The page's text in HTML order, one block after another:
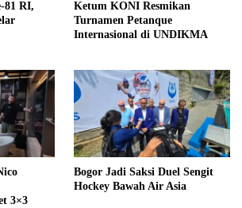
81 RI,
Ketum KONI Resmikan
Turnamen Petanque
Internasional di UNDIKMA
3×3
Bogor Jadi Saksi Duel Sengit
Hockey Bawah Air Asia